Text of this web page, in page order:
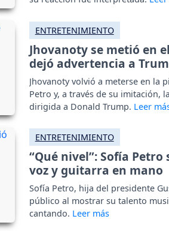
ENTRETENIMIENTO
Jhovanoty se metió en
dejó advertencia a
Jhovanoty volvió a meterse en la
Petro y, a través de su imitación,
dirigida a Donald Trump.
ENTRETENIMIENTO
“Qué nivel”: Sofía
voz y guitarra en mano
Sofía Petro, hija del presidente
público al mostrar su talento
cantando.